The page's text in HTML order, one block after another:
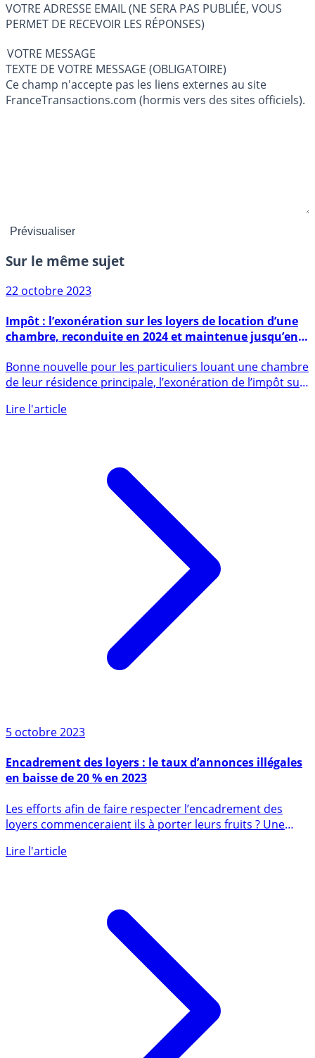
VOTRE ADRESSE EMAIL (NE SERA PAS PUBLIÉE, VOUS
PERMET DE RECEVOIR LES RÉPONSES)
VOTRE MESSAGE
TEXTE DE VOTRE MESSAGE (OBLIGATOIRE)
Ce champ n'accepte pas les liens externes au site
FranceTransactions.com (hormis vers des sites officiels).
Sur le même sujet
22 octobre 2023
chambre, reconduite en 2024 et maintenue jusqu’en
2027
de leur résidence principale, l’exonération de l’impôt sur
5 octobre 2023
en baisse de 20 % en 2023
Les efforts afin de faire respecter l’encadrement des
loyers commenceraient ils à porter leurs fruits ? Une